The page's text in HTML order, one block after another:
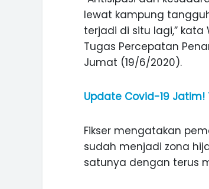
lewat kampung
terjadi di situ lagi,” kata
Tugas Percepatan
Jumat (19/6/2020).
Update Covid-19 Jatim!
Fikser mengatakan
sudah menjadi zona
satunya dengan terus